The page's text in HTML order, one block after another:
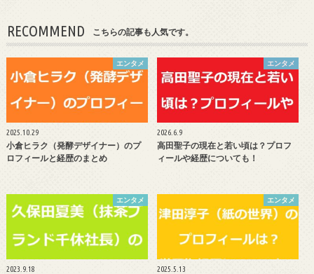
RECOMMEND こちらの記事も人気です。
エンタメ
2025.10.29
小倉ヒラク（発酵デザイナー）のプ
ロフィールと経歴のまとめ
エンタメ
2026.6.9
高田聖子の現在と若い頃は？プロフ
ィールや経歴についても！
エンタメ
2023.9.18
エンタメ
2025.5.13